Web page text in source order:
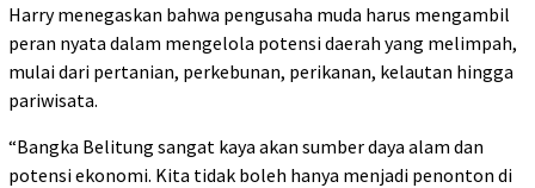
Harry menegaskan bahwa pengusaha muda harus mengambil
peran nyata dalam mengelola potensi daerah yang melimpah,
mulai dari pertanian, perkebunan, perikanan, kelautan hingga
pariwisata.
“Bangka Belitung sangat kaya akan sumber daya alam dan
potensi ekonomi. Kita tidak boleh hanya menjadi penonton di